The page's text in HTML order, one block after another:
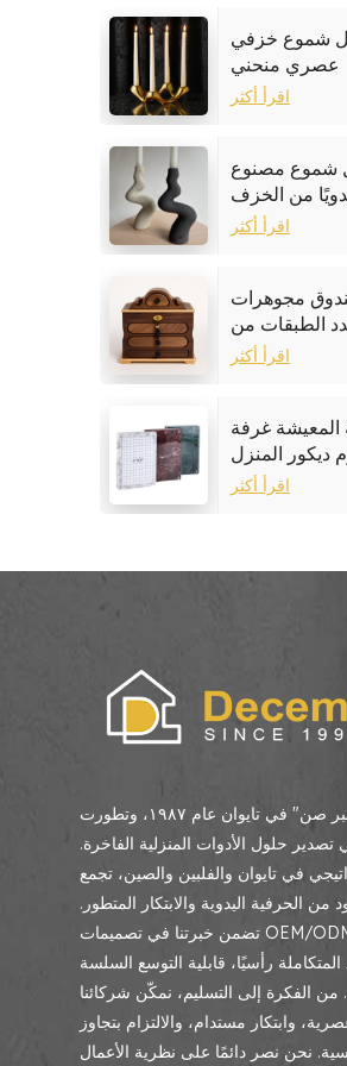
شموع خزفي
عصري منحني
اقرأ أكثر
شموع مصنوع
من الخزف
الحجري
اقرأ أكثر
مجوهرات
الطبقات من
خشب الجوز
اقرأ أكثر
المعيشة غرفة
ديكور المنزل
الصورة الرخام
اقرأ أكثر
تأسست شركة "ديسمبر صن" في تايوان عام ١٩٨٧، وتطورت
حلول الأدوات المنزلية الفاخرة.
في تايوان والفلبين والصين، تجمع
الحرفية اليدوية والابتكار المتطور.
تضمن خبرتنا في تصميمات OEM/ODM، ومراقبة الجودة
رأسيًا، قابلية التوسع السلسة
من الفكرة إلى التسليم، نمكّن شركائنا
وابتكار مستدام، والالتزام بتجاوز
نحن نصر دائمًا على نظرية الأعمال